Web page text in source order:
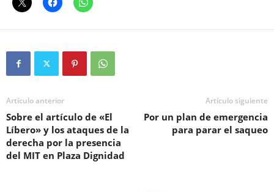
Artículo anterior
Sobre el artículo de «El
Líbero» y los ataques de la
derecha por la presencia
del MIT en Plaza Dignidad
Artículo siguiente
Por un plan de emergencia
para parar el saqueo